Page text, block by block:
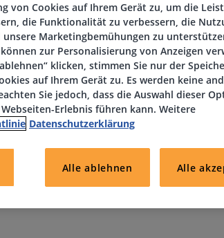
DIS AGzu den führenden
auf die gezielte Besetzung von
und Leasinglösungen , das sich auf
spezialisiert hat. Er überzeugt durch
sowie ein modernes
einen Mitarbeiter
von Cookies auf Ihrem Gerät zu, um die
die Funktionalität zu verbessern, die
unsere Marketingbemühungen zu
zur Personalisierung von Anzeigen
klicken, stimmen Sie nur der
auf Ihrem Gerät zu. Es werden keine
Sie jedoch, dass die Auswahl dieser
Erlebnis führen kann. Weitere
Datenschutzerklärung
Alle ablehnen Alle